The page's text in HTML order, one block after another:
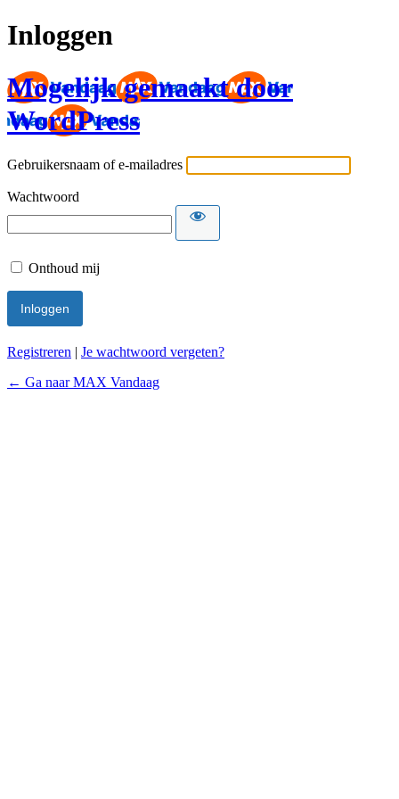
Inloggen
Mogelijk gemaakt door
WordPress
Gebruikersnaam of e-mailadres
Wachtwoord
Onthoud mij
Registreren | Je wachtwoord vergeten?
← Ga naar MAX Vandaag